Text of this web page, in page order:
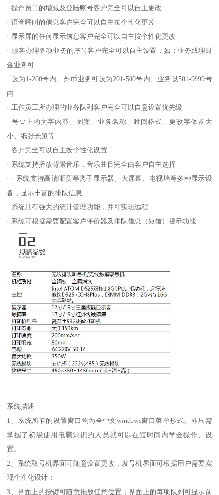
· 操作员工的增减及登陆账号客户完全可以自主更改
· 语音呼叫的信息客户完全可以自主按个性化更改
· 显示屏的任何显示信息客户完全可以自主按个性化更改
· 顾客办理各项业务的序号客户完全可以自主设置，如：业务或理财
金业务可
· 设为1-200号内、外币业务可设为201-500号内、业务设501-9999号
内
· 工作员工所办理的业务队列客户完全可以自意设置优先级
· 号票上的文字内容、图案、业务名称、时间格式、更改字体及大
小、纸张长短等
· 客户完全可以自主按个性化设置
· 系统支持播放背景音乐，音乐曲目完全由客户自主选择
· · 系统支持高清晰度等离子显示器、大屏幕、电视墙等多种显示设
备，显示丰富的排队信息
· 系统具有强大的统计管理功能，并可实现远程
· 系统可根据需要配置客户评价器及排队信息（短信）提示功能
系统描述
1、系统所有的设置窗口均为全中文windows窗口菜单形式。即只需
掌握了初级使用电脑知识的人员就可以在短时间内学会操作、设
置。
2、系统取号机界面可随意设置更改，发号机界面可根据用户需要实
现个性化设计；
3、界面上的按键可随意拖放任意位置；界面上的每项队列可显示前